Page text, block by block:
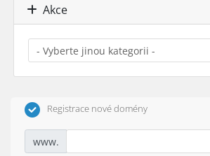
Akce
Registrace nové domény
www.